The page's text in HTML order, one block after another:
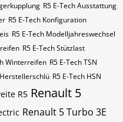
R5 E-Tech Ausstattung
R5 E-Tech Konfiguration
R5 E-Tech Modelljahreswechsel
R5 E-Tech Stützlast
Winterreifen R5 E-Tech​​​​ TSN
R5 E-Tech​​​​​ HSN
R5 Renault 5
Renault 5 Turbo 3E